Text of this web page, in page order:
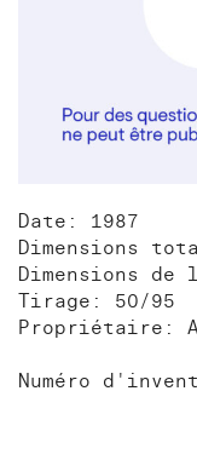
Date: 1987
Dimensions
Dimensions de
Tirage: 50/95
Propriétaire:
Numéro